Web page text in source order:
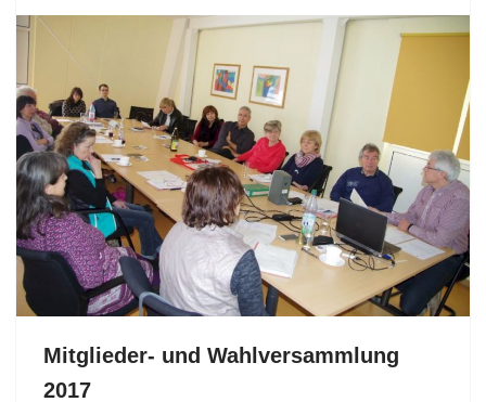
Mitglieder- und Wahlversammlung
2017